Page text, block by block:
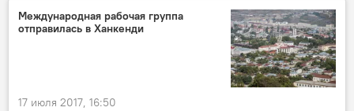
Оксана Мясникова
психолог
семья
детская психология
Международная рабочая группа
отправилась в Ханкенди
17 июля 2017, 16:50